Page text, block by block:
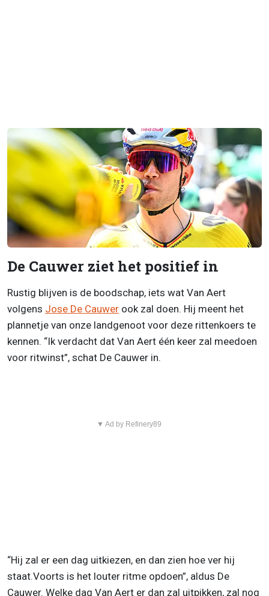
De Cauwer ziet het positief in
Rustig blijven is de boodschap, iets wat Van Aert
volgens Jose De Cauwer ook zal doen. Hij meent het
plannetje van onze landgenoot voor deze rittenkoers te
kennen. “Ik verdacht dat Van Aert één keer zal meedoen
voor ritwinst”, schat De Cauwer in.
▼ Ad by Refinery89
“Hij zal er een dag uitkiezen, en dan zien hoe ver hij
staat.Voorts is het louter ritme opdoen”, aldus De
Cauwer. Welke dag Van Aert er dan zal uitpikken, zal nog